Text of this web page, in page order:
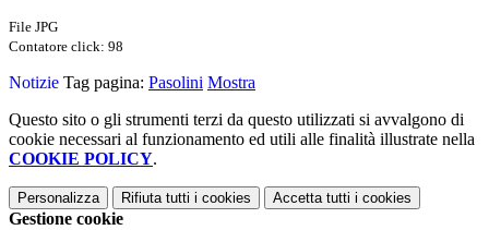
File JPG
Contatore click: 98
Notizie Tag pagina: Pasolini Mostra
Questo sito o gli strumenti terzi da questo utilizzati si avvalgono di
cookie necessari al funzionamento ed utili alle finalità illustrate nella
COOKIE POLICY.
Personalizza Rifiuta tutti i cookies Accetta tutti i cookies
Gestione cookie